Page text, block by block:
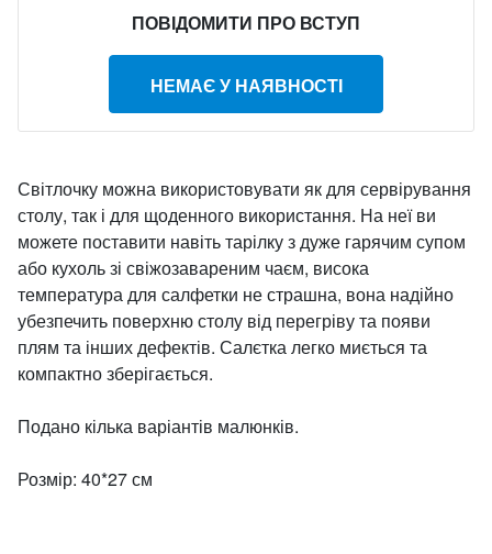
ПОВІДОМИТИ ПРО ВСТУП
НЕМАЄ У НАЯВНОСТІ
Світлочку можна використовувати як для сервірування
столу, так і для щоденного використання. На неї ви
можете поставити навіть тарілку з дуже гарячим супом
або кухоль зі свіжозавареним чаєм, висока
температура для салфетки не страшна, вона надійно
убезпечить поверхню столу від перегріву та появи
плям та інших дефектів. Салєтка легко миється та
компактно зберігається.
Подано кілька варіантів малюнків.
Розмір: 40*27 см